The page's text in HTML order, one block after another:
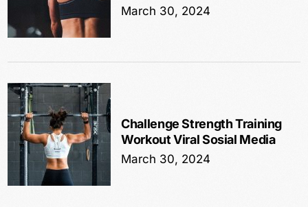
March 30, 2024
Challenge Strength Training
Workout Viral Sosial Media
March 30, 2024